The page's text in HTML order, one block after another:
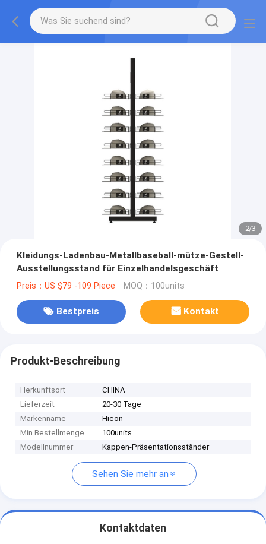
2/3
Kleidungs-Ladenbau-Metallbaseball-mütze-Gestell-
Ausstellungsstand für Einzelhandelsgeschäft
Preis：US $79 -109 Piece MOQ：100units
Bestpreis Kontakt
Produkt-Beschreibung
Herkunftsort
CHINA
Lieferzeit
20-30 Tage
Markenname
Hicon
Min Bestellmenge
100units
Modellnummer
Kappen-Präsentationsständer
Sehen Sie mehr an
Kontaktdaten